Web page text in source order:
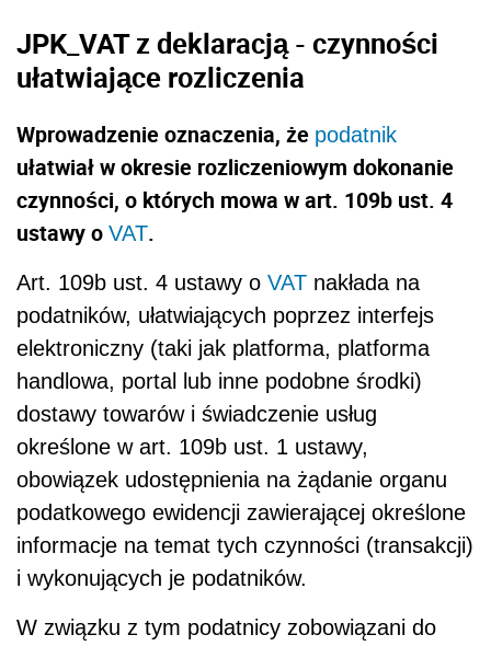
JPK_VAT z deklaracją - czynności
ułatwiające rozliczenia
Wprowadzenie oznaczenia, że podatnik
ułatwiał w okresie rozliczeniowym dokonanie
czynności, o których mowa w art. 109b ust. 4
ustawy o VAT.
Art. 109b ust. 4 ustawy o VAT nakłada na
podatników, ułatwiających poprzez interfejs
elektroniczny (taki jak platforma, platforma
handlowa, portal lub inne podobne środki)
dostawy towarów i świadczenie usług
określone w art. 109b ust. 1 ustawy,
obowiązek udostępnienia na żądanie organu
podatkowego ewidencji zawierającej określone
informacje na temat tych czynności (transakcji)
i wykonujących je podatników.
W związku z tym podatnicy zobowiązani do